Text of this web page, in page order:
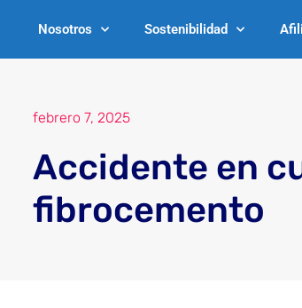
Nosotros Sostenibilidad
febrero 7, 2025
Accidente en
fibrocemento